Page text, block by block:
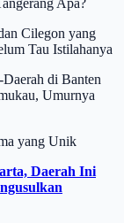
Apa?
Cilegon yang
Tau Istilahanya
di Banten
Umurnya
yang Unik
Daerah Ini